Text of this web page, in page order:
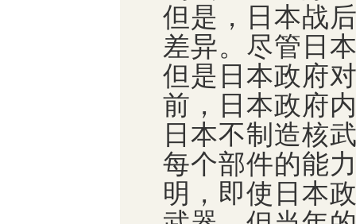
但是，日本战
差异。尽管日
但是日本政府
前，日本政府
日本不制造核
每个部件的能
明，即使日本